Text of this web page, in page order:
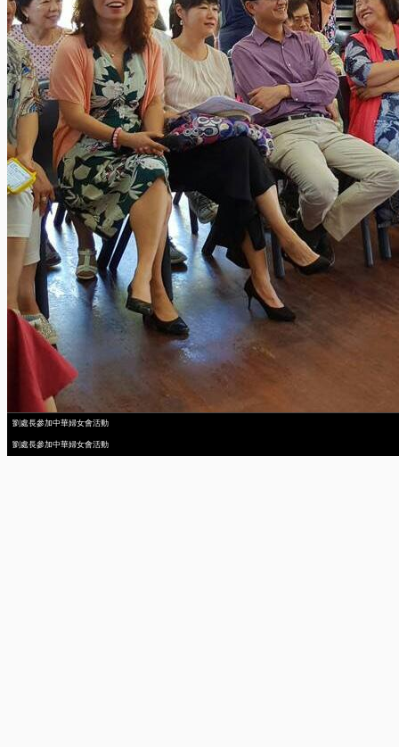
劉處長參加中華婦女會活動
劉處長參加中華婦女會活動